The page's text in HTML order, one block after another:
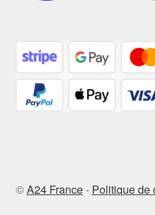
©A24 France- Politique de